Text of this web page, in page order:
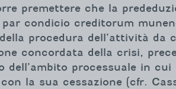
premettere che la
condicio creditorum
procedura dell’attività da
concordata della crisi,
dell’ambito processuale in
la sua cessazione (cfr.